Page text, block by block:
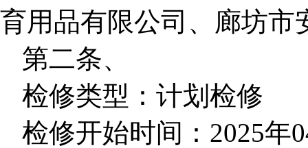
育用品有限公司、廊坊市
第二条、
检修类型：计划检修
检修开始时间：2025年